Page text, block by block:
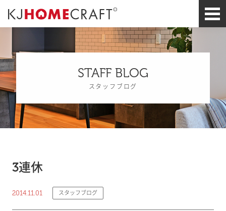
STAFF BLOG
スタッフブログ
3連休
2014.11.01 スタッフブログ